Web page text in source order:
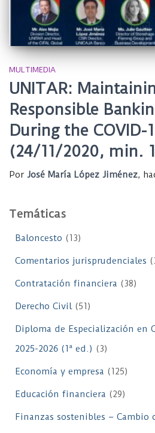
MULTIMEDIA
UNITAR:
Responsible
During the COVID-
(24/11/2020, min.
Por José María López Jiménez,
Temáticas
Baloncesto (13)
Comentarios jurisprudenciales
Contratación financiera (38)
Derecho Civil(51)
Diploma de Especialización en
2025-2026 (1ª ed.) (3)
Economía y empresa (125)
Educación financiera (29)
Finanzas sostenibles – Cambio